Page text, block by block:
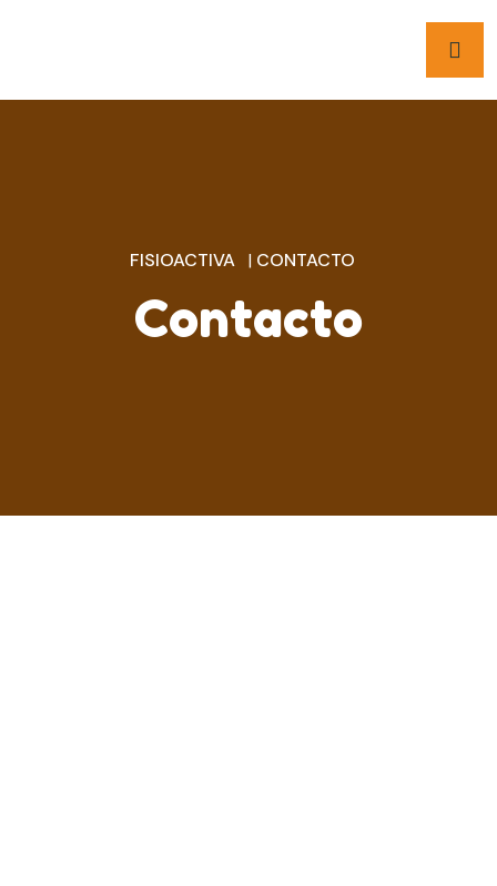
FISIOACTIVA | CONTACTO
Contacto